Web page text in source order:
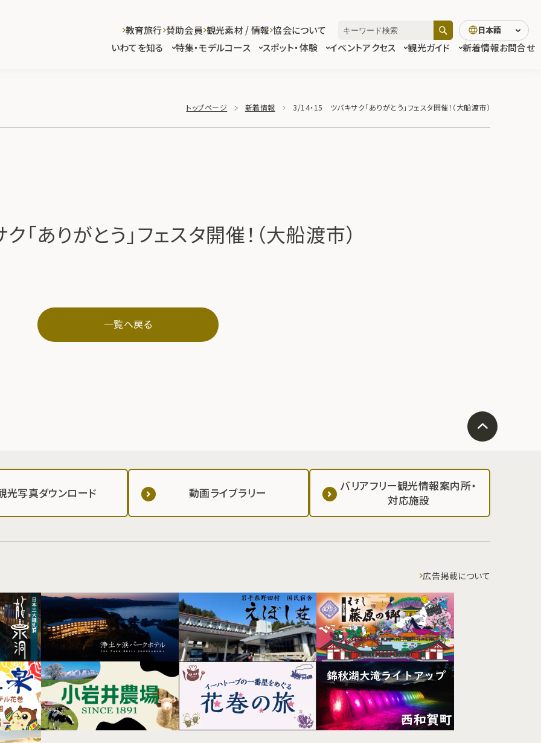
いわてを知る 特集・モデルコース スポット・体験 イベントアクセス 観光ガイド 新着情報お問合せ
教育旅行 賛助会員 観光素材 / 情報 協会について 日本語
トップページ 新着情報 3/14・15 ツバキサク「ありがとう」フェスタ開催！（大船渡市）
ありがとう」フェスタ開催！（大船渡市）
一覧へ戻る
光写真ダウンロード 動画ライブラリー
バリアフリー観光情報案内所・
対応施設
広告掲載について